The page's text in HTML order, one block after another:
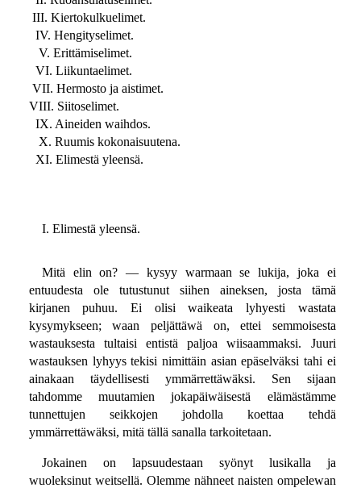
III. Kiertokulkuelimet.
IV. Hengityselimet.
V. Erittämiselimet.
VI. Liikuntaelimet.
VII. Hermosto ja aistimet.
VIII. Siitoselimet.
IX. Aineiden waihdos.
X. Ruumis kokonaisuutena.
XI. Elimestä yleensä.
I. Elimestä yleensä.
Mitä elin on? — kysyy warmaan se lukija, joka ei
entuudesta ole tutustunut siihen aineksen, josta tämä
kirjanen puhuu. Ei olisi waikeata lyhyesti wastata
kysymykseen; waan peljättäwä on, ettei semmoisesta
wastauksesta tultaisi entistä paljoa wiisaammaksi. Juuri
wastauksen lyhyys tekisi nimittäin asian epäselväksi tahi ei
ainakaan täydellisesti ymmärrettäwäksi. Sen sijaan
tahdomme muutamien jokapäiwäisestä elämästämme
tunnettujen seikkojen johdolla koettaa tehdä
ymmärrettäwäksi, mitä tällä sanalla tarkoitetaan.
Jokainen on lapsuudestaan syönyt lusikalla ja
wuoleksinut weitsellä. Olemme nähneet naisten ompelewan